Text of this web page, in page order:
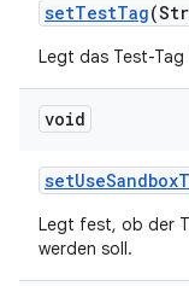
setTestTag
Legt das Test-
void
setUseSandbox
Legt fest, ob der
werden soll.